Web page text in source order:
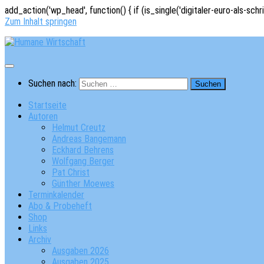
add_action('wp_head', function() { if (is_single('digitaler-euro-als-
Zum Inhalt springen
Suchen nach:
Startseite
Autoren
Helmut Creutz
Andreas Bangemann
Eckhard Behrens
Wolfgang Berger
Pat Christ
Günther Moewes
Terminkalender
Abo & Probeheft
Shop
Links
Archiv
Ausgaben 2026